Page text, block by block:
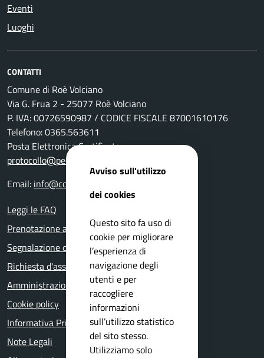
Eventi
Luoghi
CONTATTI
Comune di Roè Volciano
Via G. Frua 2 - 25077 Roè Volciano
P. IVA: 00726590987 / CODICE FISCALE 87001610176
Telefono: 0365.563611
Posta Elettronica Certificata:
protocollo@pec.comune.roevolciano.bs.it
Email: info@comune.roevolciano.bs.it
Leggi le FAQ
Prenotazione appuntamento
Segnalazione disservizio
Richiesta d'assistenza
Amministrazione trasparente
Cookie policy
Informativa Privacy
Note Legali
Avviso sull'utilizzo
dei cookies
Questo sito fa uso di
cookie per migliorare
l’esperienza di
navigazione degli
utenti e per
raccogliere
informazioni
sull’utilizzo statistico
del sito stesso.
Utilizziamo solo